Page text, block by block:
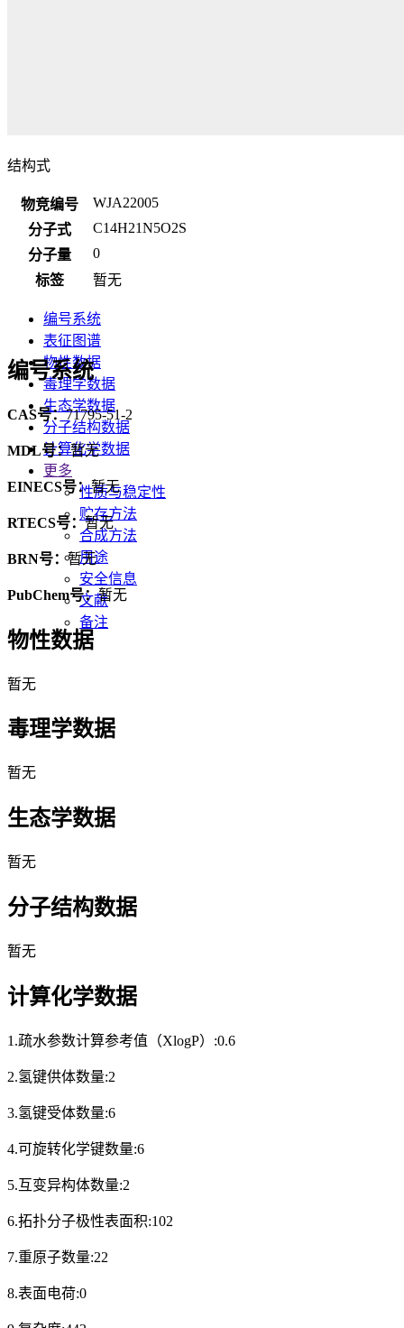
结构式
物竞编号
WJA22005
分子式
C14H21N5O2S
分子量
0
标签
暂无
编号系统
表征图谱
物性数据
毒理学数据
生态学数据
分子结构数据
计算化学数据
更多
性质与稳定性
贮存方法
合成方法
用途
安全信息
文献
备注
编号系统
CAS号：71795-51-2
MDL号：暂无
EINECS号：暂无
RTECS号：暂无
BRN号：暂无
PubChem号：暂无
物性数据
暂无
毒理学数据
暂无
生态学数据
暂无
分子结构数据
暂无
计算化学数据
1.疏水参数计算参考值（XlogP）:0.6
2.氢键供体数量:2
3.氢键受体数量:6
4.可旋转化学键数量:6
5.互变异构体数量:2
6.拓扑分子极性表面积:102
7.重原子数量:22
8.表面电荷:0